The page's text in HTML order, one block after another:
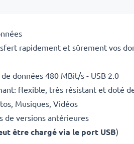
rapidement et sûrement vos
données 480 MBit/s - USB 2.0
flexible, très résistant et doté
Musiques, Vidéos
de versions antérieures
être chargé via le port USB)